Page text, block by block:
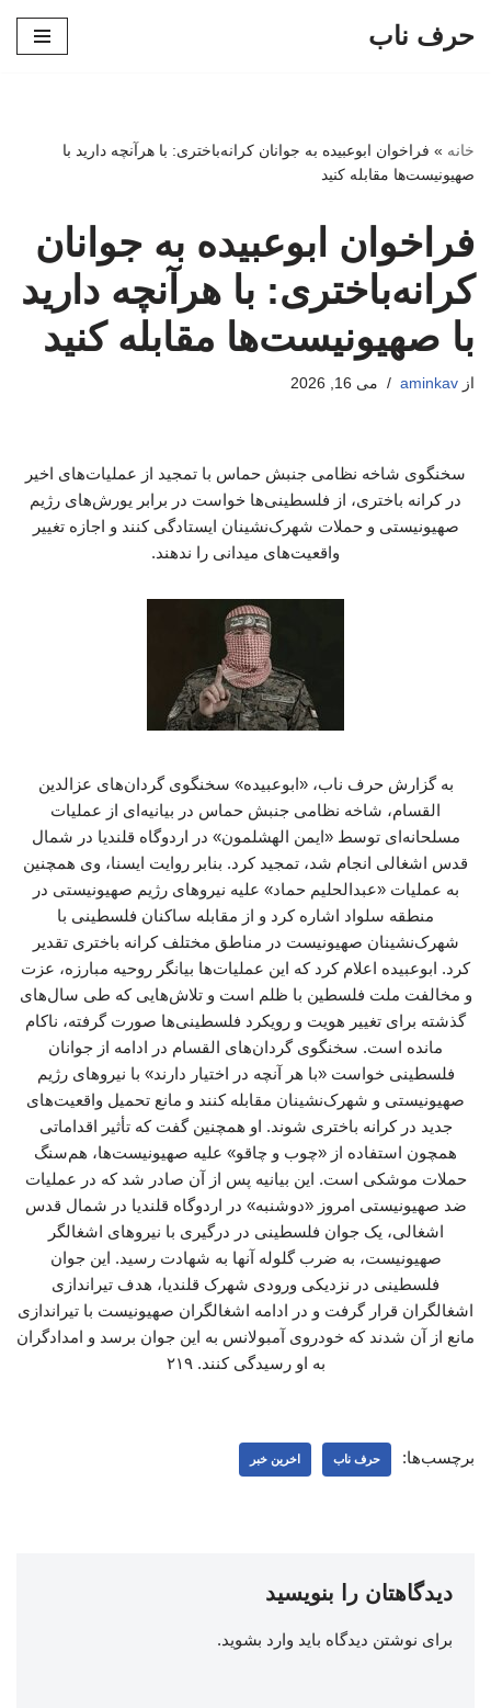
حرف ناب
خانه » فراخوان ابوعبیده به جوانان کرانه‌باختری: با هرآنچه دارید با
صهیونیست‌ها مقابله کنید
فراخوان ابوعبیده به جوانان
کرانه‌باختری: با هرآنچه دارید
با صهیونیست‌ها مقابله کنید
از aminkav می 16, 2026
سخنگوی شاخه نظامی جنبش حماس با تمجید از عملیات‌های اخیر
در کرانه باختری، از فلسطینی‌ها خواست در برابر یورش‌های رژیم
صهیونیستی و حملات شهرک‌نشینان ایستادگی کنند و اجازه تغییر
واقعیت‌های میدانی را ندهند.
به گزارش حرف ناب، «ابوعبیده» سخنگوی گردان‌های عزالدین
القسام، شاخه نظامی جنبش حماس در بیانیه‌ای از عملیات
مسلحانه‌ای توسط «ایمن الهشلمون» در اردوگاه قلندیا در شمال
قدس اشغالی انجام شد، تمجید کرد. بنابر روایت ایسنا، وی همچنین
به عملیات «عبدالحلیم حماد» علیه نیروهای رژیم صهیونیستی در
منطقه سلواد اشاره کرد و از مقابله ساکنان فلسطینی با
شهرک‌نشینان صهیونیست در مناطق مختلف کرانه باختری تقدیر
کرد. ابوعبیده اعلام کرد که این عملیات‌ها بیانگر روحیه مبارزه، عزت
و مخالفت ملت فلسطین با ظلم است و تلاش‌هایی که طی سال‌های
گذشته برای تغییر هویت و رویکرد فلسطینی‌ها صورت گرفته، ناکام
مانده است. سخنگوی گردان‌های القسام در ادامه از جوانان
فلسطینی خواست «با هر آنچه در اختیار دارند» با نیروهای رژیم
صهیونیستی و شهرک‌نشینان مقابله کنند و مانع تحمیل واقعیت‌های
جدید در کرانه باختری شوند. او همچنین گفت که تأثیر اقداماتی
همچون استفاده از «چوب و چاقو» علیه صهیونیست‌ها، هم‌سنگ
حملات موشکی است. این بیانیه پس از آن صادر شد که در عملیات
ضد صهیونیستی امروز «دوشنبه» در اردوگاه قلندیا در شمال قدس
اشغالی، یک جوان فلسطینی در درگیری با نیروهای اشغالگر
صهیونیست، به ضرب گلوله آنها به شهادت رسید. این جوان
فلسطینی در نزدیکی ورودی شهرک قلندیا، هدف تیراندازی
اشغالگران قرار گرفت و در ادامه اشغالگران صهیونیست با تیراندازی
مانع از آن شدند که خودروی آمبولانس به این جوان برسد و امدادگران
به او رسیدگی کنند. ۲۱۹
برچسب‌ها: حرف ناب اخرین خبر
دیدگاهتان را بنویسید
برای نوشتن دیدگاه باید وارد بشوید.